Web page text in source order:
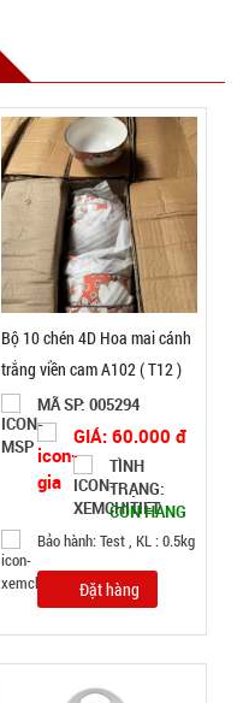
lồng sắt
cánh sắt
KO XOAY (
T18 )
004718
GIÁ:
225.000
đ
TRẠNG:
CÒN HÀNG
hành:
Cân nặng :
2kg
Đặt
Bộ 10 chén 4D Hoa mai cánh
trắng viền cam A102 ( T12 )
MÃ SP: 005294
GIÁ: 60.000 đ
TÌNH
TRẠNG:
CÒN HÀNG
Bảo hành: Test , KL : 0.5kg
Đặt hàng